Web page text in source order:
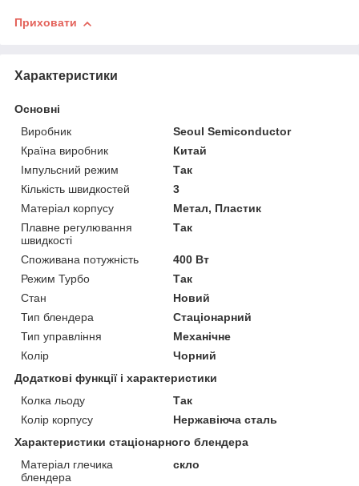
Приховати
Характеристики
Основні
Виробник
Seoul Semiconductor
Країна виробник
Китай
Імпульсний режим
Так
Кількість швидкостей
3
Матеріал корпусу
Метал, Пластик
Плавне регулювання
швидкості
Так
Споживана потужність
400 Вт
Режим Турбо
Так
Стан
Новий
Тип блендера
Стаціонарний
Тип управління
Механічне
Колір
Чорний
Додаткові функції і характеристики
Колка льоду
Так
Колір корпусу
Нержавіюча сталь
Характеристики стаціонарного блендера
Матеріал глечика
блендера
скло